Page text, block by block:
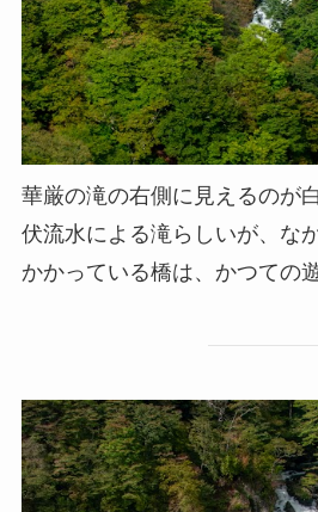
華厳の滝の右側に見えるのが
伏流水による滝らしいが、な
かかっている橋は、かつての